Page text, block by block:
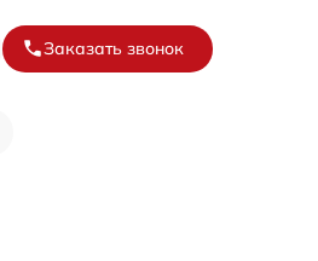
Заказать звонок